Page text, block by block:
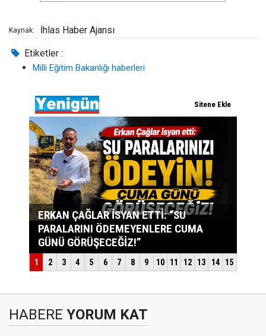
Kaynak: İhlas Haber Ajansı
Etiketler :
Milli Eğitim Bakanlığı haberleri
HABERE YORUM KAT